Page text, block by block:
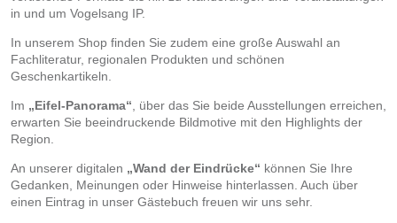
in und um Vogelsang IP.
In unserem Shop finden Sie zudem eine große Auswahl an
Fachliteratur, regionalen Produkten und schönen
Geschenkartikeln.
Im „Eifel-Panorama“ , über das Sie beide Ausstellungen erreichen,
erwarten Sie beeindruckende Bildmotive mit den Highlights der
Region.
An unserer digitalen „Wand der Eindrücke“ können Sie Ihre
Gedanken, Meinungen oder Hinweise hinterlassen. Auch über
einen Eintrag in unser Gästebuch freuen wir uns sehr.